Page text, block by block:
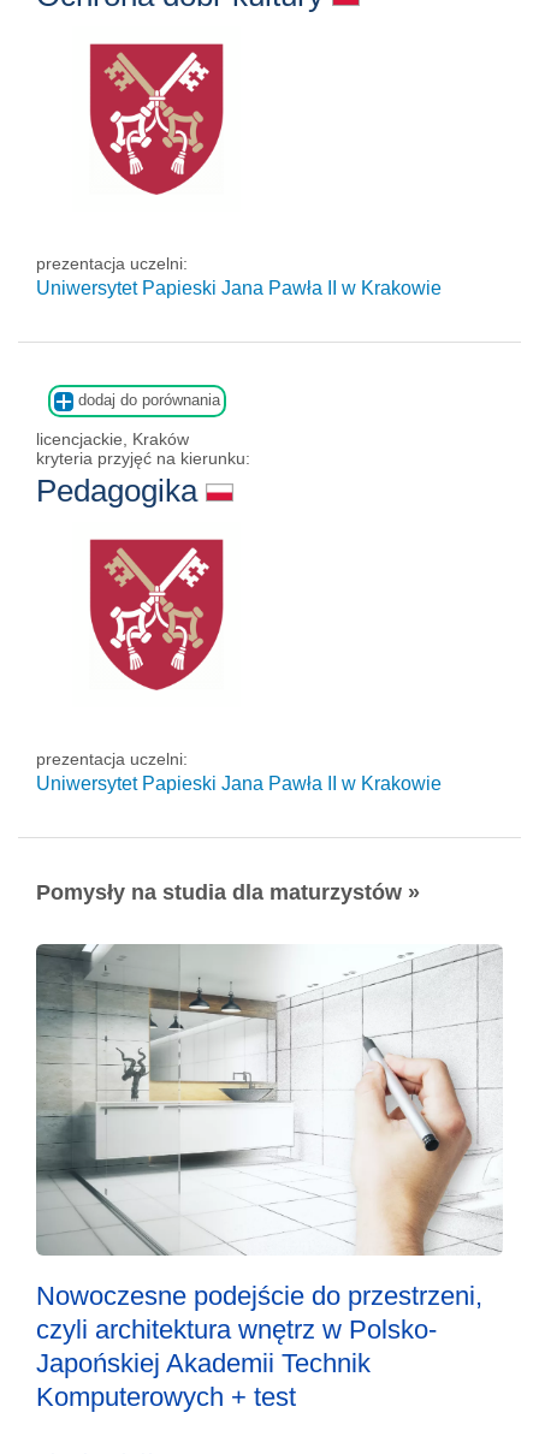
prezentacja uczelni:
Uniwersytet Papieski Jana Pawła II w Krakowie
dodaj do porównania
licencjackie, Kraków
kryteria przyjęć na kierunku:
Pedagogika
prezentacja uczelni:
Uniwersytet Papieski Jana Pawła II w Krakowie
Pomysły na studia dla maturzystów »
Nowoczesne podejście do przestrzeni,
czyli architektura wnętrz w Polsko-
Japońskiej Akademii Technik
Komputerowych + test